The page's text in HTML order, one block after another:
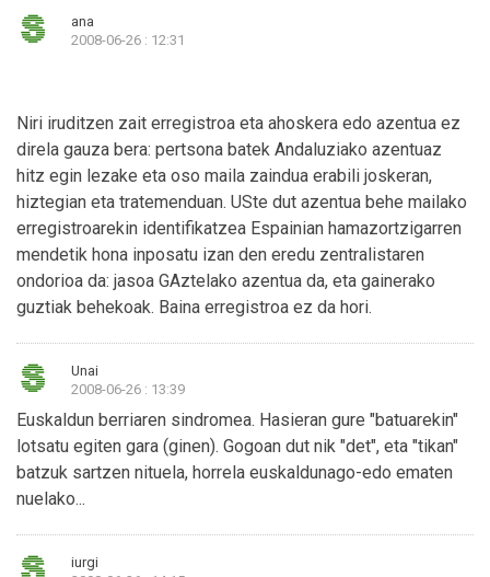
ana
2008-06-26 : 12:31
Niri iruditzen zait erregistroa eta ahoskera edo azentua ez
direla gauza bera: pertsona batek Andaluziako azentuaz
hitz egin lezake eta oso maila zaindua erabili joskeran,
hiztegian eta tratemenduan. USte dut azentua behe mailako
erregistroarekin identifikatzea Espainian hamazortzigarren
mendetik hona inposatu izan den eredu zentralistaren
ondorioa da: jasoa GAztelako azentua da, eta gainerako
guztiak behekoak. Baina erregistroa ez da hori.
Unai
2008-06-26 : 13:39
Euskaldun berriaren sindromea. Hasieran gure "batuarekin"
lotsatu egiten gara (ginen). Gogoan dut nik "det", eta "tikan"
batzuk sartzen nituela, horrela euskaldunago-edo ematen
nuelako...
iurgi